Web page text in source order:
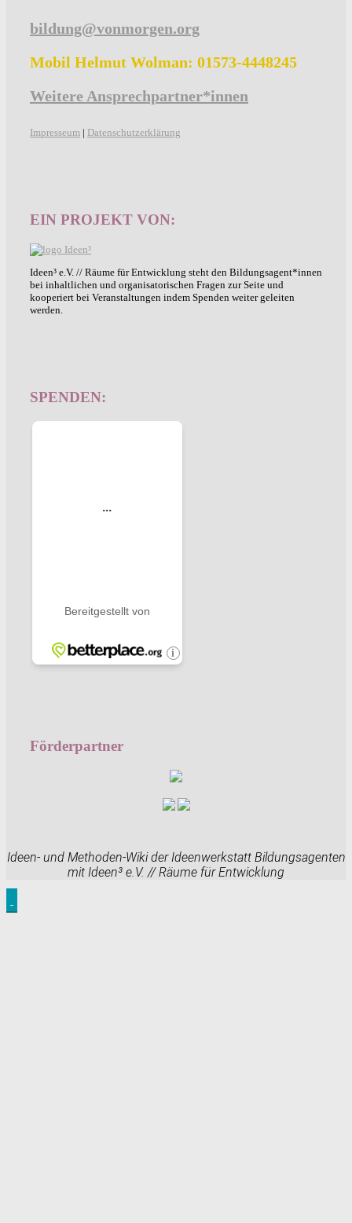
bildung@vonmorgen.org
Mobil Helmut Wolman: 01573-4448245
Weitere Ansprechpartner*innen
Impresseum | Datenschutzerklärung
EIN PROJEKT VON:
Ideen³ e.V. // Räume für Entwicklung steht den Bildungsagent*innen
bei inhaltlichen und organisatorischen Fragen zur Seite und
kooperiert bei Veranstaltungen indem Spenden weiter geleiten
werden.
SPENDEN:
Förderpartner
Ideen- und Methoden-Wiki der Ideenwerkstatt Bildungsagenten
mit Ideen³ e.V. // Räume für Entwicklung